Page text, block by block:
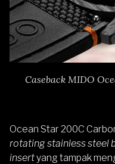
Caseback MIDO
Ocean Star 200C
rotating stainless steel
insertyang tampak